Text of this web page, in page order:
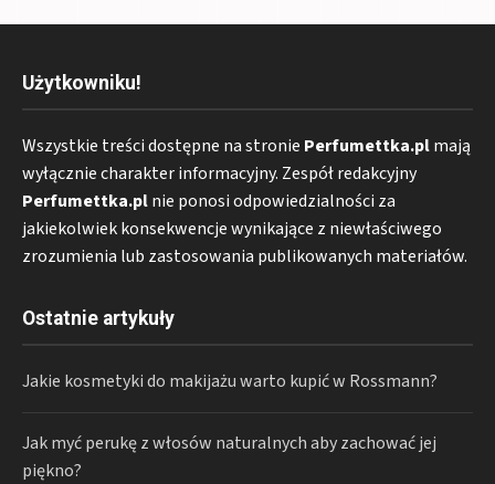
Użytkowniku!
Wszystkie treści dostępne na stronie Perfumettka.plmają
wyłącznie charakter informacyjny. Zespół redakcyjny
Perfumettka.plnie ponosi odpowiedzialności za
jakiekolwiek konsekwencje wynikające z niewłaściwego
zrozumienia lub zastosowania publikowanych materiałów.
Ostatnie artykuły
Jakie kosmetyki do makijażu warto kupić w Rossmann?
Jak myć perukę z włosów naturalnych aby zachować jej
piękno?